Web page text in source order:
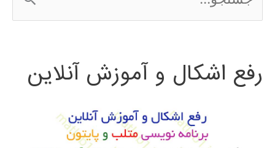
س
ج
رفع اشکال و آموزش آنلاین